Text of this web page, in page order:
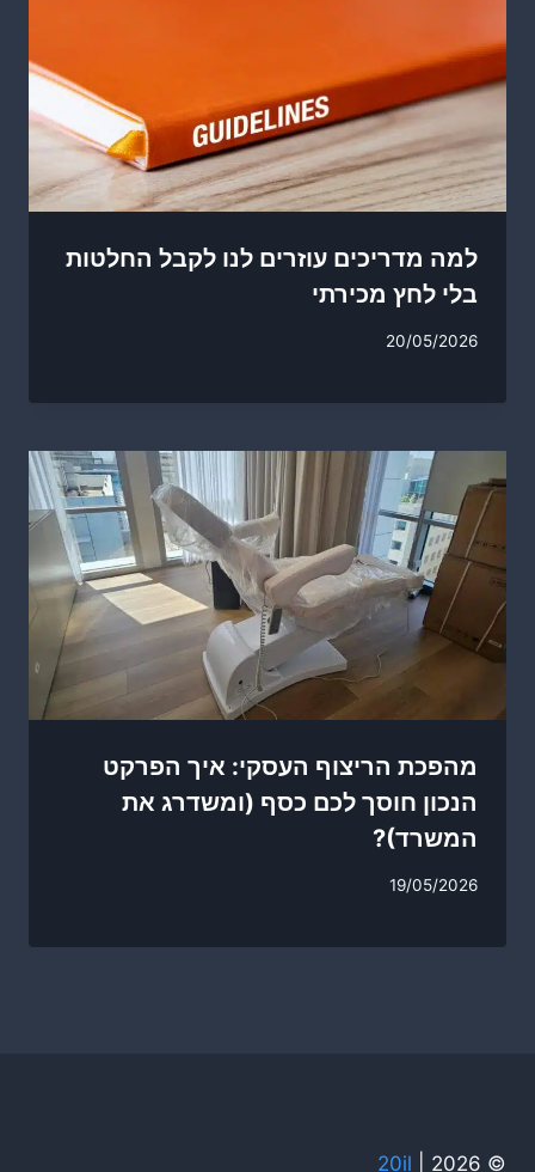
למה מדריכים עוזרים לנו לקבל החלטות
בלי לחץ מכירתי
20/05/2026
מהפכת הריצוף העסקי: איך הפרקט
הנכון חוסך לכם כסף (ומשדרג את
המשרד)?
19/05/2026
© 2026 |
20il